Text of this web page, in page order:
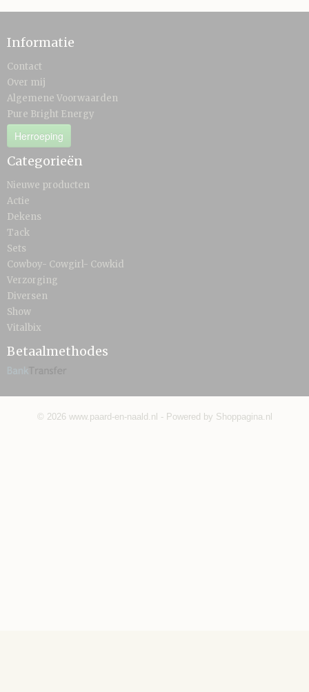
Informatie
Contact
Over mij
Algemene Voorwaarden
Pure Bright Energy
Herroeping
Categorieën
Nieuwe producten
Actie
Dekens
Tack
Sets
Cowboy- Cowgirl- Cowkid
Verzorging
Diversen
Show
Vitalbix
Betaalmethodes
© 2026 www.paard-en-naald.nl - Powered by Shoppagina.nl